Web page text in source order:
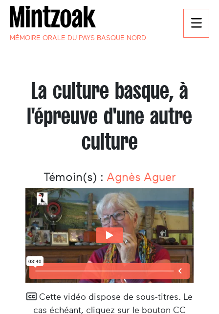
MÉMOIRE ORALE DU PAYS BASQUE NORD
La culture basque, à
l'épreuve d'une autre
culture
Témoin(s) : Agnès Aguer
Cette vidéo dispose de sous-titres. Le
cas échéant, cliquez sur le bouton CC